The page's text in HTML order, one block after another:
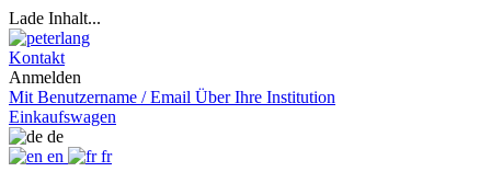
Lade Inhalt...
Kontakt
Anmelden
Mit Benutzername / Email Über Ihre Institution
Einkaufswagen
de
en
fr